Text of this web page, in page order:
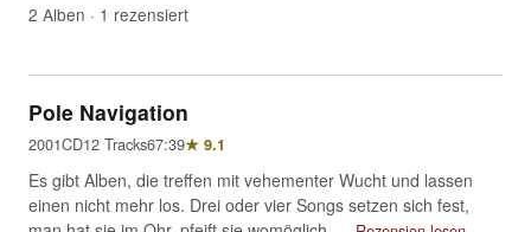
2 Alben · 1 rezensiert
Pole Navigation
2001CD12 Tracks67:39★ 9.1
Es gibt Alben, die treffen mit vehementer Wucht und lassen
einen nicht mehr los. Drei oder vier Songs setzen sich fest,